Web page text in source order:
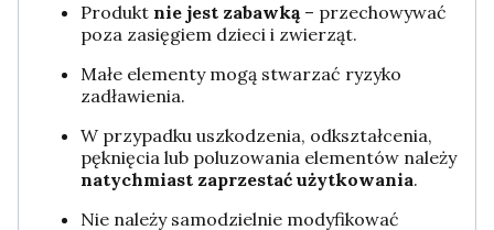
Produkt nie jest zabawką– przechowywać
poza zasięgiem dzieci i zwierząt.
Małe elementy mogą stwarzać ryzyko
zadławienia.
W przypadku uszkodzenia, odkształcenia,
pęknięcia lub poluzowania elementów należy
natychmiast zaprzestać użytkowania.
Nie należy samodzielnie modyfikować